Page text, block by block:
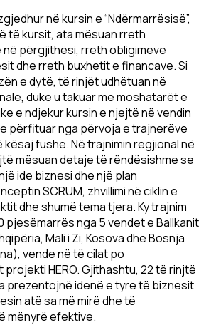
në kursin e “Ndërmarrësisë”,
të kursit, ata mësuan rreth
përgjithësi, rreth obligimeve
dhe rreth buxhetit e financave. Si
e dytë, të rinjët udhëtuan në
duke u takuar me moshatarët e
e ndjekur kursin e njejtë në vendin
përfituar nga përvoja e trajnerëve
fushe. Në trajnimin regjional në
mësuan detaje të rëndësishme se
ide biznesi dhe një plan
SCRUM, zhvillimi në ciklin e
dhe shumë tema tjera. Ky trajnim
pjesëmarrës nga 5 vendet e Ballkanit
Mali i Zi, Kosova dhe Bosnja
vende në të cilat po
HERO. Gjithashtu, 22 të rinjtë
prezentojnë idenë e tyre të biznesit
atë sa më mirë dhe të
mënyrë efektive.